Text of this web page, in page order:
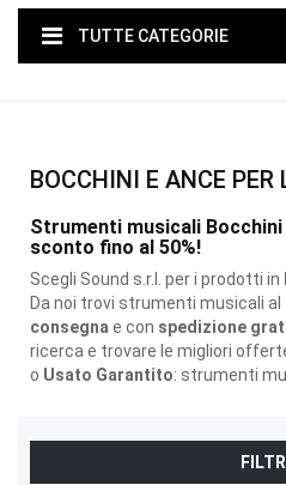
TUTTE CATEGORIE
BOCCHINI E ANCE PER
Strumenti musicali Bocchini
sconto fino al 50%!
Scegli Sound s.r.l. per i prodotti in
Da noi trovi strumenti musicali al
consegna e con spedizione
ricerca e trovare le migliori
o Usato Garantito: strumenti